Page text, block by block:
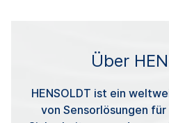
Über
HENSOLDT ist ein
von Sensorlösungen